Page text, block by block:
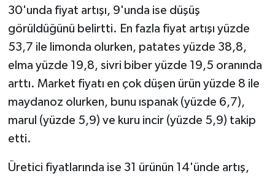
30'unda fiyat artışı, 9'unda ise düşüş
görüldüğünü belirtti. En fazla fiyat artışı yüzde
53,7 ile limonda olurken, patates yüzde 38,8,
elma yüzde 19,8, sivri biber yüzde 19,5 oranında
arttı. Market fiyatı en çok düşen ürün yüzde 8 ile
maydanoz olurken, bunu ıspanak (yüzde 6,7),
marul (yüzde 5,9) ve kuru incir (yüzde 5,9) takip
etti.
Üretici fiyatlarında ise 31 ürünün 14'ünde artış,